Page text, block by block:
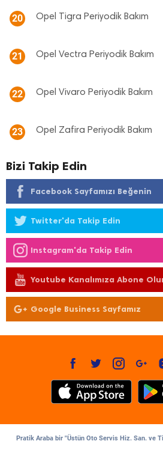
20 Opel Tigra Periyodik Bakım
21 Opel Vectra Periyodik Bakım
22 Opel Vivaro Periyodik Bakım
23 Opel Zafira Periyodik Bakım
Bizi Takip Edin
Facebook Sayfamızı Beğenin
Twitter'da Takip Edin
Instagram'da Takip Edin
Youtube Kanalımıza Abone
Google Business Sayfamız
Pratik Araba bir "Üstün Oto Servis Hiz. San. ve